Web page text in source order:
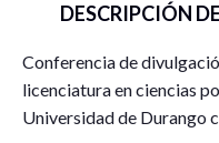
DESCRIPCIÓN
Conferencia de
licenciatura en ciencias
Universidad de Durango